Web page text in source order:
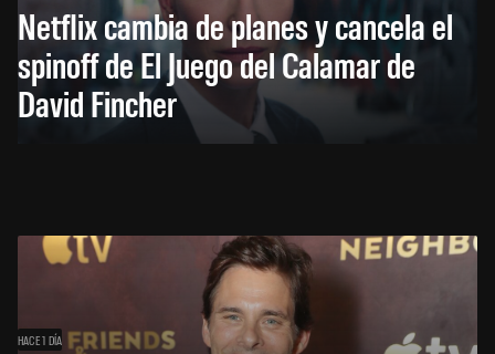
Netflix cambia de planes y cancela el
spinoff de El Juego del Calamar de
David Fincher
HACE 1 DÍA